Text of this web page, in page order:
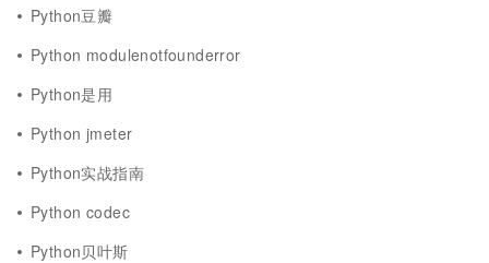
Python豆瓣
Python modulenotfounderror
Python是用
Python jmeter
Python实战指南
Python codec
Python贝叶斯